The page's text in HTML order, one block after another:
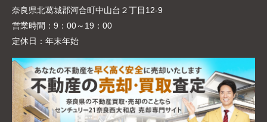
奈良県北葛城郡河合町中山台２丁目12-9
営業時間： 9：00～19：00
定休日： 年末年始